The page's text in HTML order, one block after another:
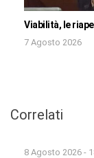
Viabilità, le
7 Agosto 2026
Correlati
8 Agosto 2026 -